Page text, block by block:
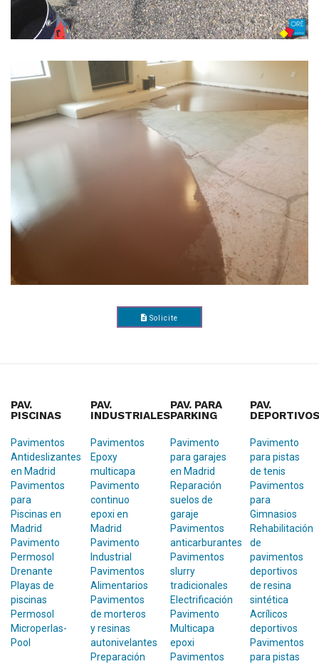
Solicite
PAV.
PISCINAS
Pavimentos
Antideslizantes
en Madrid
Pavimentos
para
Piscinas en
Madrid
Pavimento
Permosol
Drenante
Playas de
piscinas
Permosol
Microperlas-
Pool
PAV.
INDUSTRIALES
Pavimentos
Epoxy
multicapa
Pavimento
continuo
epoxi en
Madrid
Pavimento
Industrial
Pavimentos
Alimentarios
Pavimentos
de morteros
y resinas
autonivelantes
Preparación
PAV. PARA
PARKING
Pavimento
para garajes
en Madrid
Reparación
suelos de
garaje
Pavimentos
anticarburantes
Pavimentos
slurry
tradicionales
Electrificación
Pavimento
Multicapa
epoxi
Pavimentos
PAV.
DEPORTIVOS
Pavimento
para pistas
de tenis
Pavimentos
para
Gimnasios
Rehabilitación
de
pavimentos
deportivos
de resina
sintética
Acrílicos
deportivos
Pavimentos
para pistas